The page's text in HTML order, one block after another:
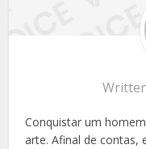
Conquistar um
arte. Afinal de contas,